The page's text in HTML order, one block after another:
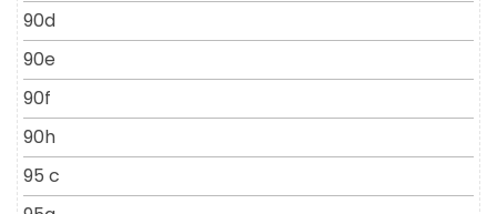
90d
90e
90f
90h
95 c